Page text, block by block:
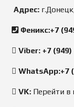
Адрес:
Феникс:+7
Viber: +7
WhatsApp:+7
VK: Перейти в